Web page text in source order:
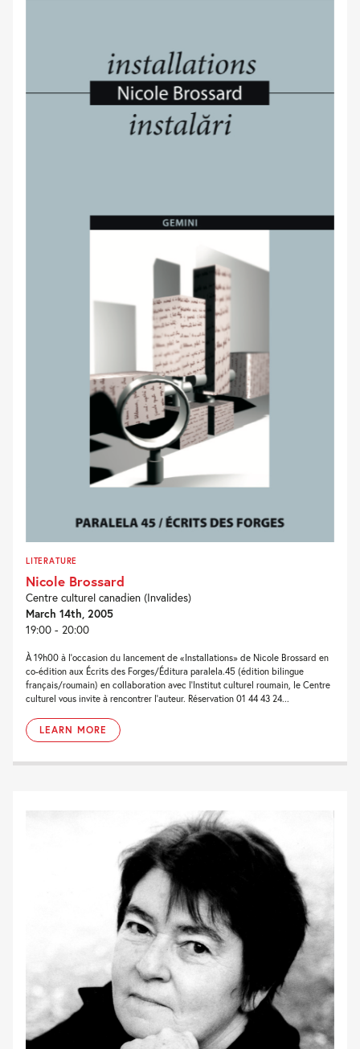
LITERATURE
Nicole Brossard
Centre culturel canadien (Invalides)
March 14th, 2005
19:00 - 20:00
À 19h00 à l’occasion du lancement de «Installations» de Nicole Brossard en
co-édition aux Écrits des Forges/Éditura paralela.45 (édition bilingue
français/roumain) en collaboration avec l’Institut culturel roumain, le Centre
culturel vous invite à rencontrer l’auteur. Réservation 01 44 43 24...
LEARN MORE